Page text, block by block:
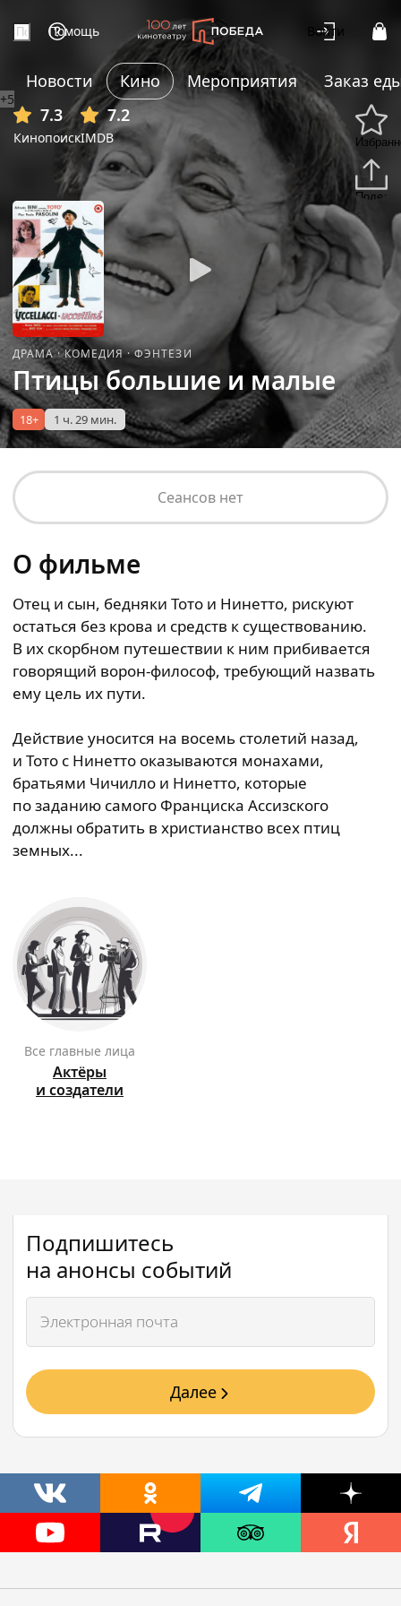
Помощь Войти
Новости Кино Мероприятия
Заказ
7.3
Кинопоиск
7.2
IMDB
+5
ДРАМА·КОМЕДИЯ·ФЭНТЕЗИ
Птицы большие и малые
18+ 1 ч. 29 мин.
Сеансов нет
О фильме
Отец и сын, бедняки Тото и Нинетто, рискуют
остаться без крова и средств к существованию.
В их скорбном путешествии к ним прибивается
говорящий ворон-философ, требующий назвать
ему цель их пути.
Действие уносится на восемь столетий назад,
и Тото с Нинетто оказываются монахами,
братьями Чичилло и Нинетто, которые
по заданию самого Франциска Ассизского
должны обратить в христианство всех птиц
земных...
Все главные лица
Актёры
и создатели
Подпишитесь
на анонсы событий
Далее